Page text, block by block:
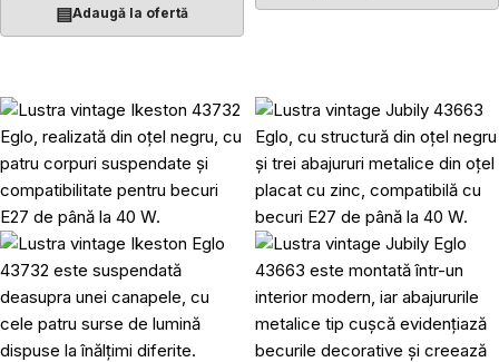
▤Adaugă la ofertă